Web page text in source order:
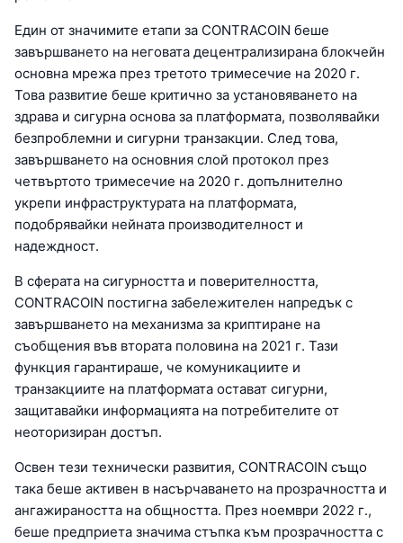
Един от значимите етапи за CONTRACOIN беше
завършването на неговата децентрализирана блокчейн
основна мрежа през третото тримесечие на 2020 г.
Това развитие беше критично за установяването на
здрава и сигурна основа за платформата, позволявайки
безпроблемни и сигурни транзакции. След това,
завършването на основния слой протокол през
четвъртото тримесечие на 2020 г. допълнително
укрепи инфраструктурата на платформата,
подобрявайки нейната производителност и
надеждност.
В сферата на сигурността и поверителността,
CONTRACOIN постигна забележителен напредък с
завършването на механизма за криптиране на
съобщения във втората половина на 2021 г. Тази
функция гарантираше, че комуникациите и
транзакциите на платформата остават сигурни,
защитавайки информацията на потребителите от
неоторизиран достъп.
Освен тези технически развития, CONTRACOIN също
така беше активен в насърчаването на прозрачността и
ангажираността на общността. През ноември 2022 г.,
беше предприета значима стъпка към прозрачността с